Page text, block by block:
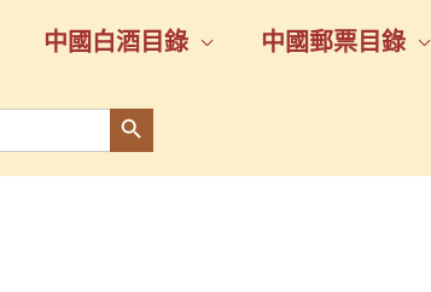
中國白酒目錄 中國郵票目錄
Search Button